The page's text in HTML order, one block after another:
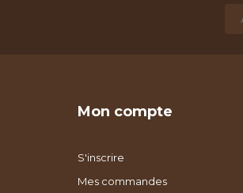
Mon compte
S'inscrire
Mes commandes